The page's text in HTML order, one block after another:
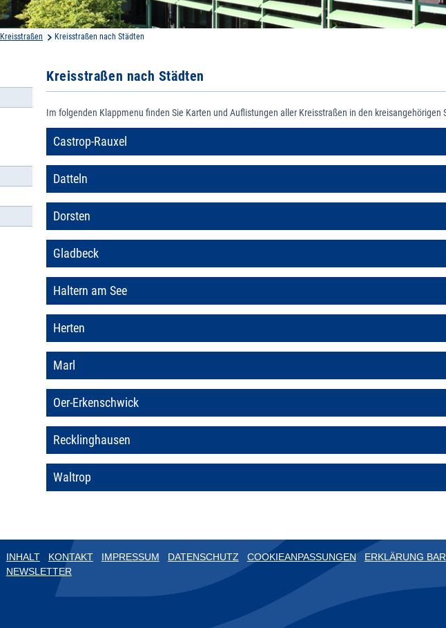
Kreisstraßen Kreisstraßen nach Städten
Kreisstraßen nach Städten
Im folgenden Klappmenu finden Sie Karten und Auflistungen aller Kreisstraßen in den kreisangehörigen
Castrop-Rauxel
Datteln
Dorsten
Gladbeck
Haltern am See
Herten
Marl
Oer-Erkenschwick
Recklinghausen
Waltrop
INHALT KONTAKT IMPRESSUM DATENSCHUTZ COOKIEANPASSUNGEN ERKLÄRUNG
NEWSLETTER